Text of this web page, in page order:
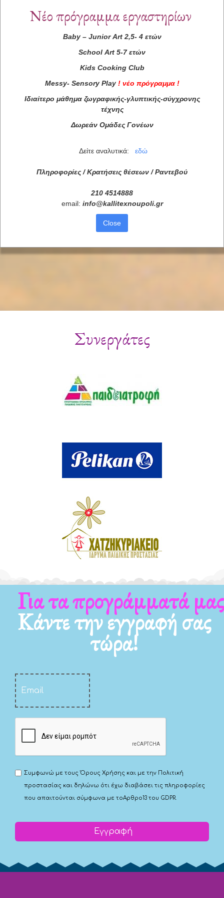
Συνεργάτες
Για τα προγράμματά μας
Κάντε την εγγραφή σας
τώρα!
Συμφωνώ με τουςΌρους Χρήσης και με την Πολιτική
προστασίας και δηλώνω ότι έχω διαβάσει τις πληροφορίες
που απαιτούνται σύμφωνα με τοΑρθρο13 του GDPR.
Εγγραφή
Νέο πρόγραμμα εργαστηρίων
Baby– Junior Art2,5- 4 ετών
School Art 5-7 ετών
Kids Cooking Club
Messy- Sensory Play ! νέο πρόγραμμα !
Ιδιαίτερο μάθημα ζωγραφικής-γλυπτικής-σύγχρονης
τέχνης
Δωρεάν Ομάδες Γονέων
Δείτε αναλυτικά: εδώ
Πληροφορίες / Κρατήσεις θέσεων / Ραντεβού
210 4514888
email: info@kallitexnoupoli.gr
Close